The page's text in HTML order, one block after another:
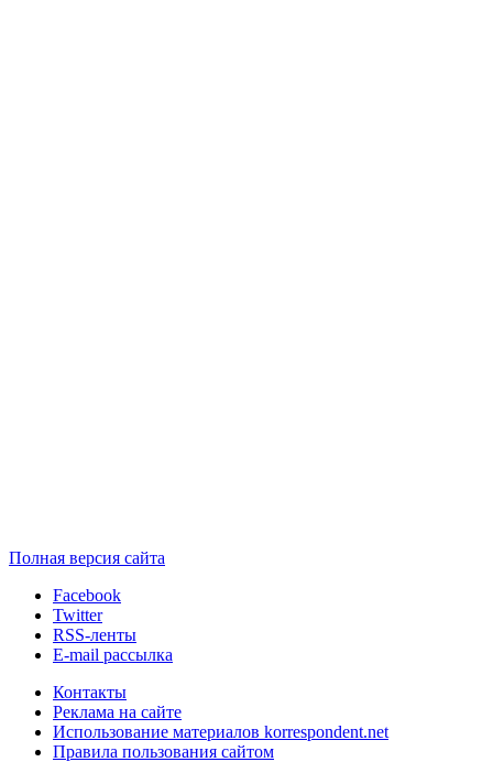
Полная версия сайта
Facebook
Twitter
RSS-ленты
E-mail рассылка
Контакты
Реклама на сайте
Использование материалов korrespondent.net
Правила пользования сайтом